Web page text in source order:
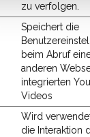
zu verfolgen.
Speichert die
beim Abruf
anderen
integrierten
Videos
Wird
die Interaktion